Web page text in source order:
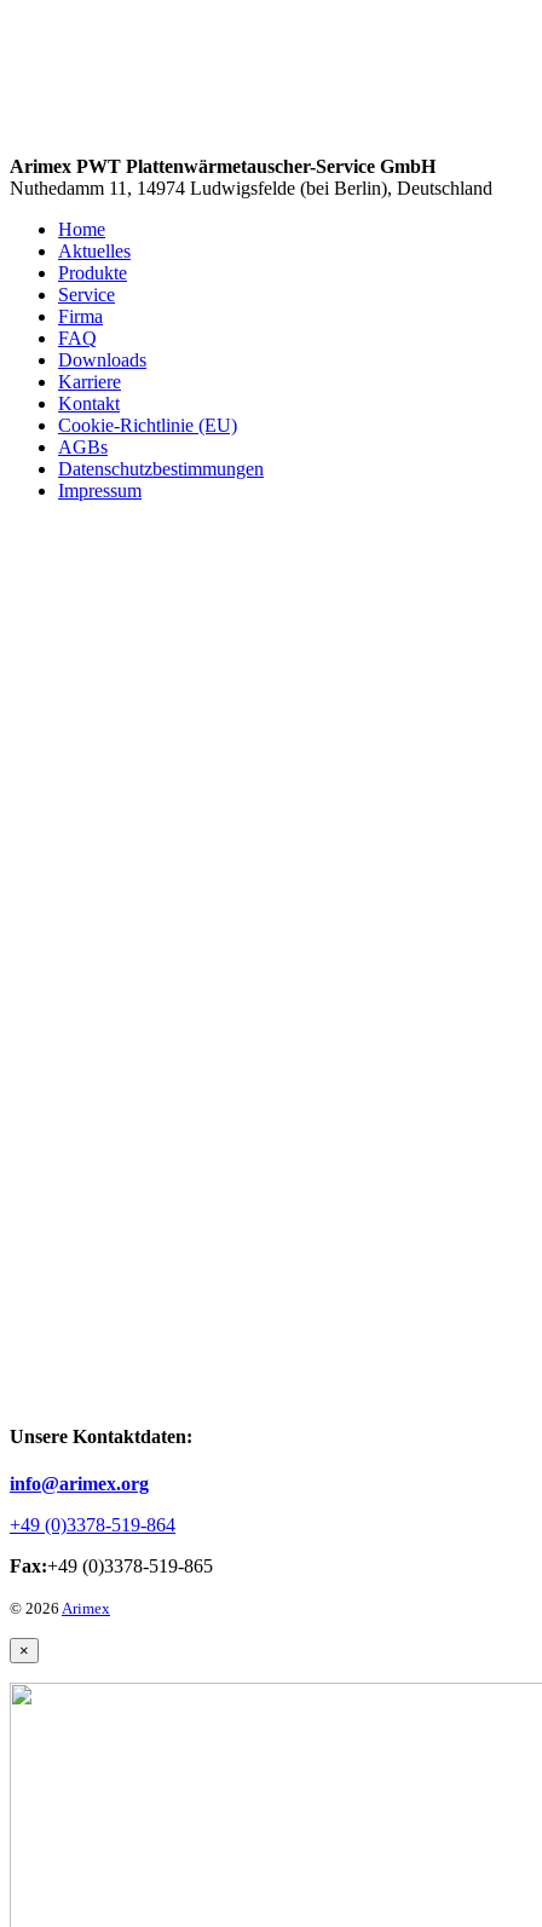
Arimex PWT Plattenwärmetauscher-Service GmbH
Nuthedamm 11, 14974 Ludwigsfelde (bei Berlin), Deutschland
Home
Aktuelles
Produkte
Service
Firma
FAQ
Downloads
Karriere
Kontakt
Cookie-Richtlinie (EU)
AGBs
Datenschutzbestimmungen
Impressum
Unsere Kontaktdaten:
info@arimex.org
+49 (0)3378-519-864
Fax:+49 (0)3378-519-865
© 2026 Arimex
×